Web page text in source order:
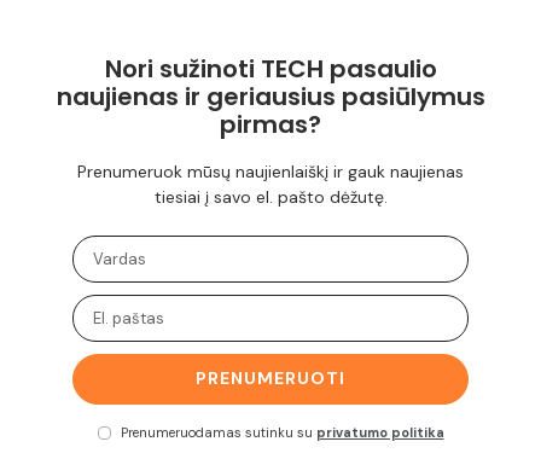
Nori sužinoti TECH pasaulio
naujienas ir geriausius pasiūlymus
pirmas?
Prenumeruok mūsų naujienlaiškį ir gauk naujienas
tiesiai į savo el. pašto dėžutę.
PRENUMERUOTI
Prenumeruodamas sutinku su privatumo politika